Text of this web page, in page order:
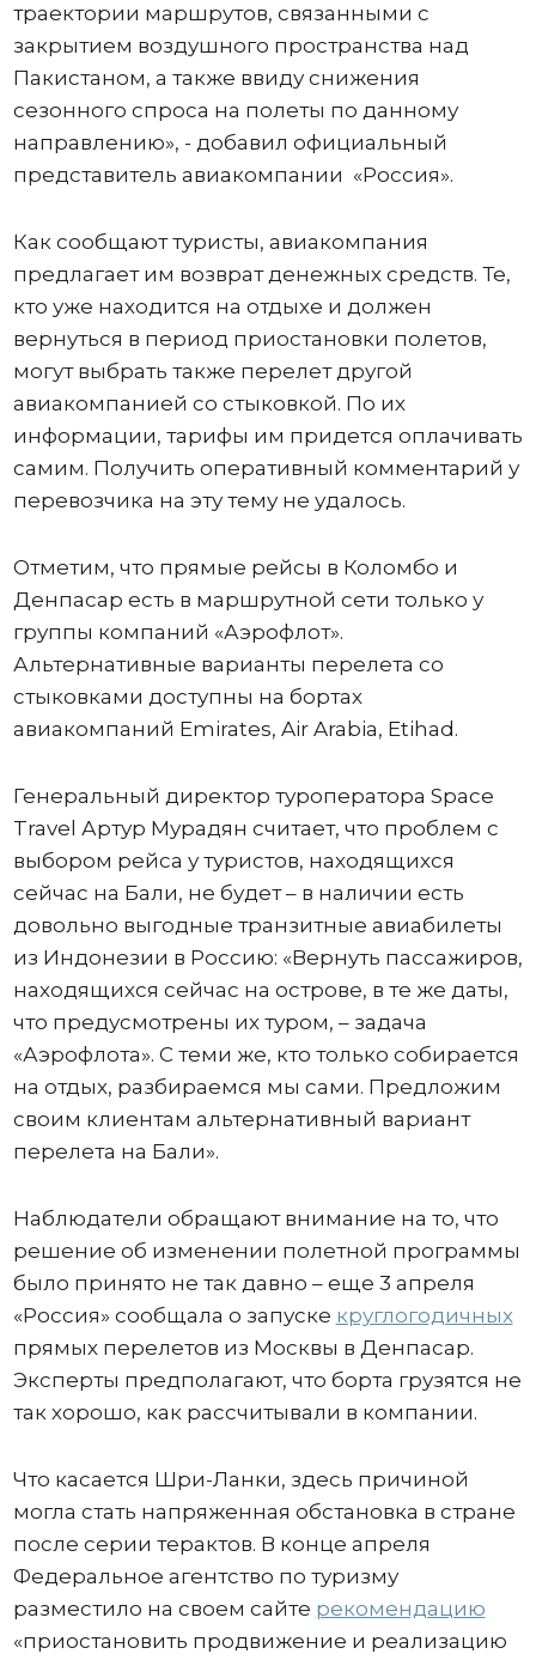
траектории маршрутов, связанными с
закрытием воздушного пространства над
Пакистаном, а также ввиду снижения
сезонного спроса на полеты по данному
направлению», - добавил официальный
представитель авиакомпании «Россия».
Как сообщают туристы, авиакомпания
предлагает им возврат денежных средств. Те,
кто уже находится на отдыхе и должен
вернуться в период приостановки полетов,
могут выбрать также перелет другой
авиакомпанией со стыковкой. По их
информации, тарифы им придется оплачивать
самим. Получить оперативный комментарий у
перевозчика на эту тему не удалось.
Отметим, что прямые рейсы в Коломбо и
Денпасар есть в маршрутной сети только у
группы компаний «Аэрофлот».
Альтернативные варианты перелета со
стыковками доступны на бортах
авиакомпаний Emirates, Air Arabia, Etihad.
Генеральный директор туроператора Space
Travel Артур Мурадян считает, что проблем с
выбором рейса у туристов, находящихся
сейчас на Бали, не будет – в наличии есть
довольно выгодные транзитные авиабилеты
из Индонезии в Россию: «Вернуть пассажиров,
находящихся сейчас на острове, в те же даты,
что предусмотрены их туром, – задача
«Аэрофлота». С теми же, кто только собирается
на отдых, разбираемся мы сами. Предложим
своим клиентам альтернативный вариант
перелета на Бали».
Наблюдатели обращают внимание на то, что
решение об изменении полетной программы
было принято не так давно – еще 3 апреля
«Россия» сообщала о запуске круглогодичных
прямых перелетов из Москвы в Денпасар.
Эксперты предполагают, что борта грузятся не
так хорошо, как рассчитывали в компании.
Что касается Шри-Ланки, здесь причиной
могла стать напряженная обстановка в стране
после серии терактов. В конце апреля
Федеральное агентство по туризму
разместило на своем сайте рекомендацию
«приостановить продвижение и реализацию